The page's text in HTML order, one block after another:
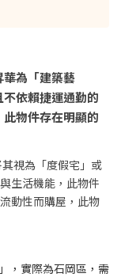
為「建築藝
依賴捷運通勤的
物件存在明顯的
視為「度假宅」或
生活機能，此物件
動性而購屋，此物
，實際為石岡區，需